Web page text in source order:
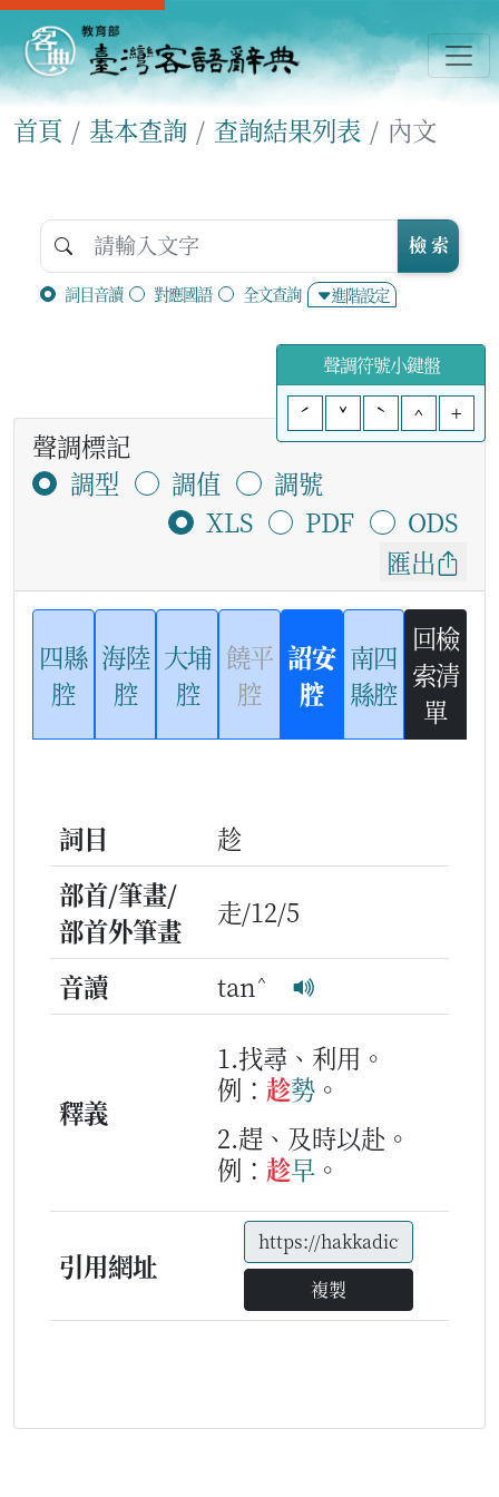
首頁 基本查詢 查詢結果列表 內文
詞目音讀 對應國語 全文查詢 進階設定
檢 索
聲調符號小鍵盤
ˊ
ˇ ˋ ^ +
聲調標記
調型
調值
調號
XLS
PDF
ODS
匯出
四縣
腔
海陸
腔
大埔
腔
饒平
腔
詔安
腔
南四
縣腔
回檢
索清
單
詞目
趁
部首/筆畫/
部首外筆畫
走/12/5
音讀 tan^
釋義
1.找尋、利用。
例： 趁勢 。
2.趕、及時以赴。
例： 趁早 。
引用網址
複製